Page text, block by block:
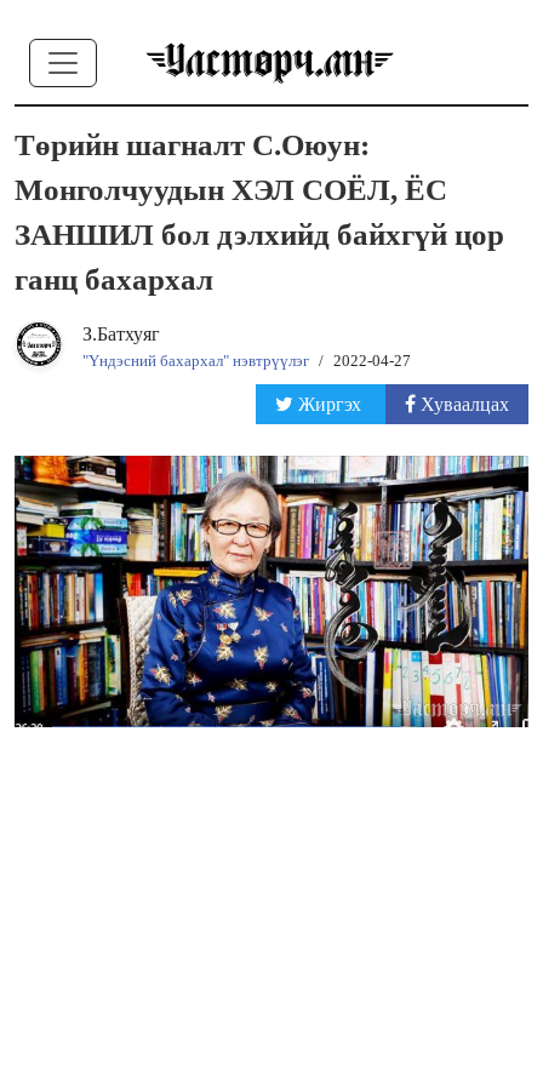
Төрийн шагналт С.Оюун:
Монголчуудын ХЭЛ СОЁЛ, ЁС
ЗАНШИЛ бол дэлхийд байхгүй цор
ганц бахархал
З.Батхуяг
"Үндэсний бахархал" нэвтрүүлэг / 2022-04-27
Жиргэх Хуваалцах